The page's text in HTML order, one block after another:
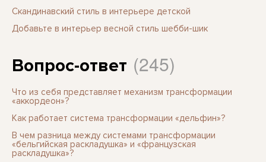
Скандинавский стиль в интерьере детской
Добавьте в интерьер весной стиль шебби-шик
Вопрос-ответ (245)
Что из себя представляет механизм трансформации
«аккордеон»?
Как работает система трансформации «дельфин»?
В чем разница между системами трансформации
«бельгийская раскладушка» и «французская
раскладушка»?